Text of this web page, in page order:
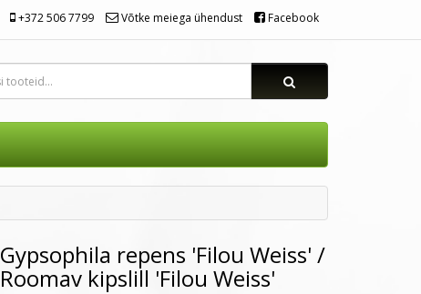
+372 506 7799 Võtke meiega ühendust Facebook
Gypsophila repens 'Filou Weiss' /
Roomav kipslill 'Filou Weiss'